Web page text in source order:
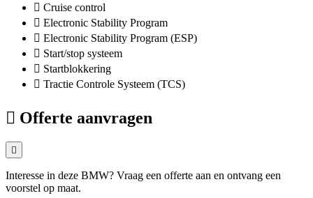
Cruise control
Electronic Stability Program
Electronic Stability Program (ESP)
Start/stop systeem
Startblokkering
Tractie Controle Systeem (TCS)
Offerte aanvragen
Interesse in deze BMW? Vraag een offerte aan en ontvang een
voorstel op maat.